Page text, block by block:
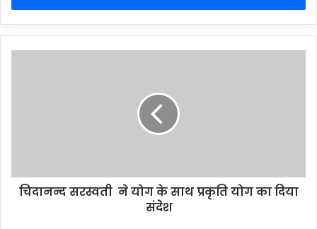
चिदानन्द सरस्वती ने योग के साथ प्रकृति योग का दिया
संदेेश